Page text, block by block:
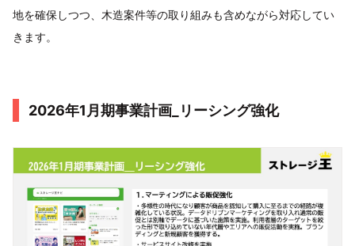
地を確保しつつ、木造案件等の取り組みも含めながら対応してい
きます。
2026年1月期事業計画_リーシング強化